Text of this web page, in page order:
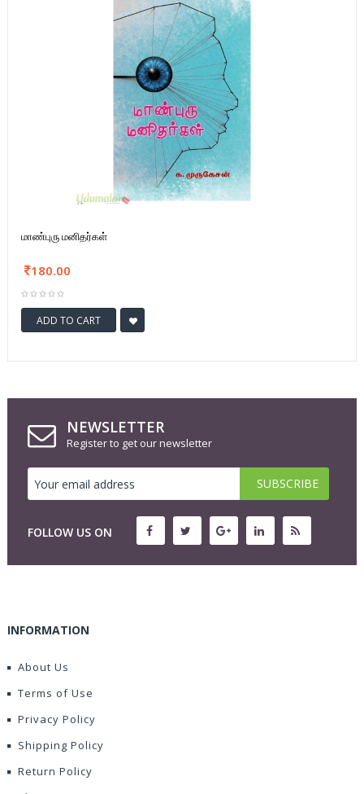
மாண்புரு மனிதர்கள்
180.00
ADD TO CART
NEWSLETTER
Register to get our newsletter
FOLLOW US ON
INFORMATION
About Us
Terms of Use
Privacy Policy
Shipping Policy
Return Policy